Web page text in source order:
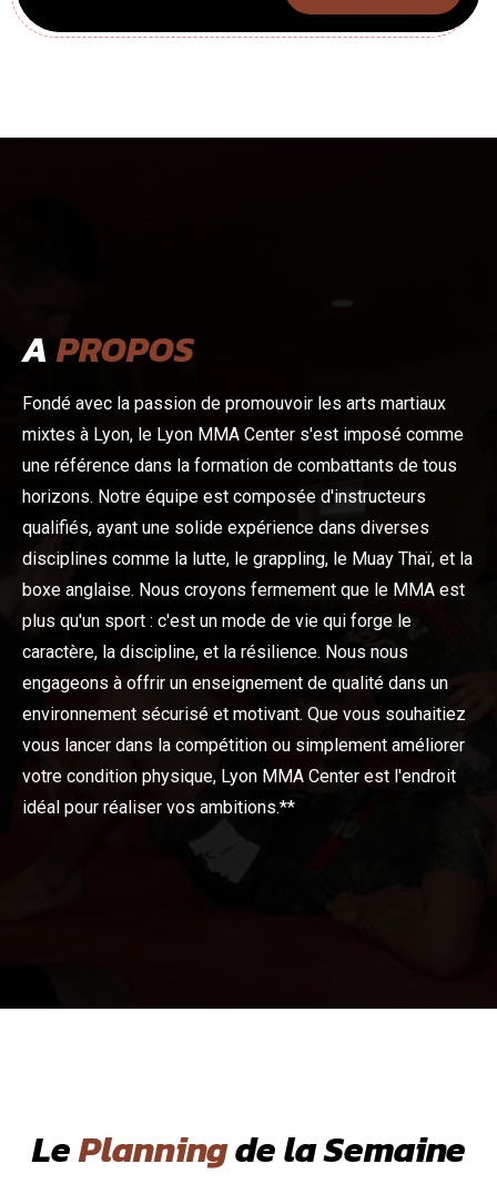
APROPOS
Fondé avec la passion de promouvoir les arts martiaux
mixtes à Lyon, le Lyon MMA Center s'est imposé comme
une référence dans la formation de combattants de tous
horizons. Notre équipe est composée d'instructeurs
qualifiés, ayant une solide expérience dans diverses
disciplines comme la lutte, le grappling, le Muay Thaï, et la
boxe anglaise. Nous croyons fermement que le MMA est
plus qu'un sport : c'est un mode de vie qui forge le
caractère, la discipline, et la résilience. Nous nous
engageons à offrir un enseignement de qualité dans un
environnement sécurisé et motivant. Que vous souhaitiez
vous lancer dans la compétition ou simplement améliorer
votre condition physique, Lyon MMA Center est l'endroit
idéal pour réaliser vos ambitions.**
LePlanningde la Semaine